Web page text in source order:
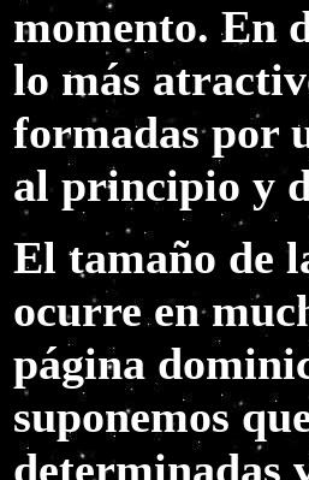
momento. En
lo más
formadas por
al principio y
El tamaño de
ocurre en
página
suponemos
determinadas